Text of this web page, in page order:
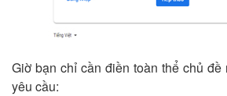
Giờ bạn chỉ cần điền toàn thể chủ
yêu cầu: